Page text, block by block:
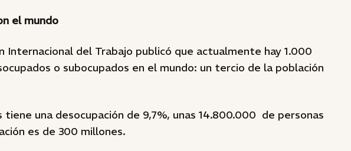
el mundo
Internacional del Trabajo publicó que actualmente hay 1.000
o subocupados en el mundo: un tercio de la población
tiene una desocupación de 9,7%, unas 14.800.000 de personas
es de 300 millones.